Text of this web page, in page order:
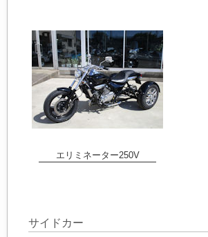
エリミネーター250V
サイドカー